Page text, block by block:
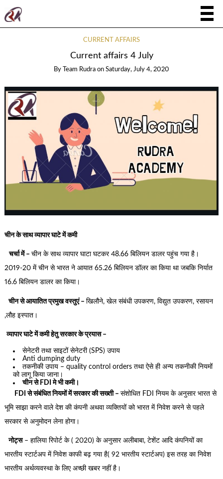
CURRENT AFFAIRS
Current affairs 4 July
By Team Rudra on Saturday, July 4, 2020
चीन के साथ व्यापार घाटे में कमी
चर्चा में – चीन के साथ व्यापार घाटा घटकर 48.66 बिलियन डालर पहुंच गया है।
2019-20 में चीन से भारत ने आयात 65.26 बिलियन डॉलर का किया था जबकि निर्यात
16.6 बिलियन डालर का किया।
चीन से आयातित प्रमुख वस्तुएं – खिलौने, खेल संबंधी उपकरण, विद्युत उपकरण, रसायन
,लौह इस्पात।
व्यापार घाटे में कमी हेतु सरकार के प्रयास –
सेनेटरी तथा साइटों सेनेटरी (SPS) उपाय
Anti dumping duty
तकनीकी उपाय – quality control orders तथा ऐसे ही अन्य तकनीकी नियमों
को लागू किया जाना।
चीन से FDI मे भी कमी।
FDI से संबंधित नियमों में सरकार की सख्ती – संशोधित FDI नियम के अनुसार भारत से
भूमि साझा करने वाले देश की कंपनी अथवा व्यक्तियों को भारत में निवेश करने से पहले
सरकार से अनुमोदन लेना होगा।
नोट्स– हालिया रिपोर्ट के ( 2020) के अनुसार अलीबाबा, टेशेंट आदि कंपनियों का
भारतीय स्टार्टअप में निवेश काफी बढ़ गया है( 92 भारतीय स्टार्टअप) इस तरह का निवेश
भारतीय अर्थव्यवस्था के लिए अच्छी खबर नहीं है।